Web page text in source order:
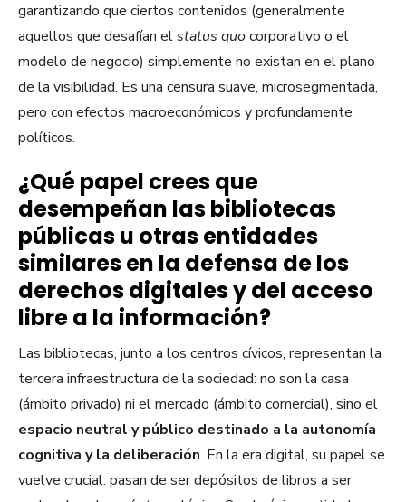
garantizando que ciertos contenidos (generalmente
aquellos que desafían elstatus quocorporativo o el
modelo de negocio) simplemente no existan en el plano
de la visibilidad. Es una censura suave, microsegmentada,
pero con efectos macroeconómicos y profundamente
políticos.
¿Qué papel crees que
desempeñan las bibliotecas
públicas u otras entidades
similares en la defensa de los
derechos digitales y del acceso
libre a la información?
Las bibliotecas, junto a los centros cívicos, representan la
tercera infraestructura de la sociedad: no son la casa
(ámbito privado) ni el mercado (ámbito comercial), sino el
espacio neutral y público destinado a la autonomía
cognitiva y la deliberación. En la era digital, su papel se
vuelve crucial: pasan de ser depósitos de libros a ser